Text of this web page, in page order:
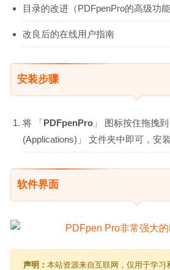
目录的改进（PDFpenPro的高级功
改良后的在线用户指南
安装步骤
将 「PDFpenPro 」 图标按住拖拽
(Applications)」 文件夹中即可，安
软件界面
声明： 本站资源来自互联网，仅用于学习